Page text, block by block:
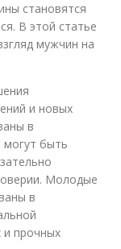
становятся
В этой статье
мужчин на
и новых
в
быть
Молодые
в
и прочных